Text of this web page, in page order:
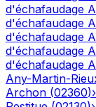
d'échafaudage
d'échafaudage
d'échafaudage
d'échafaudage
d'échafaudage
Any-Martin-
Archon (02360)›